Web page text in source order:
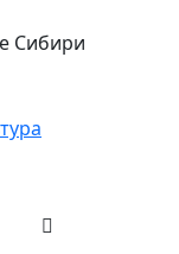
Сибири